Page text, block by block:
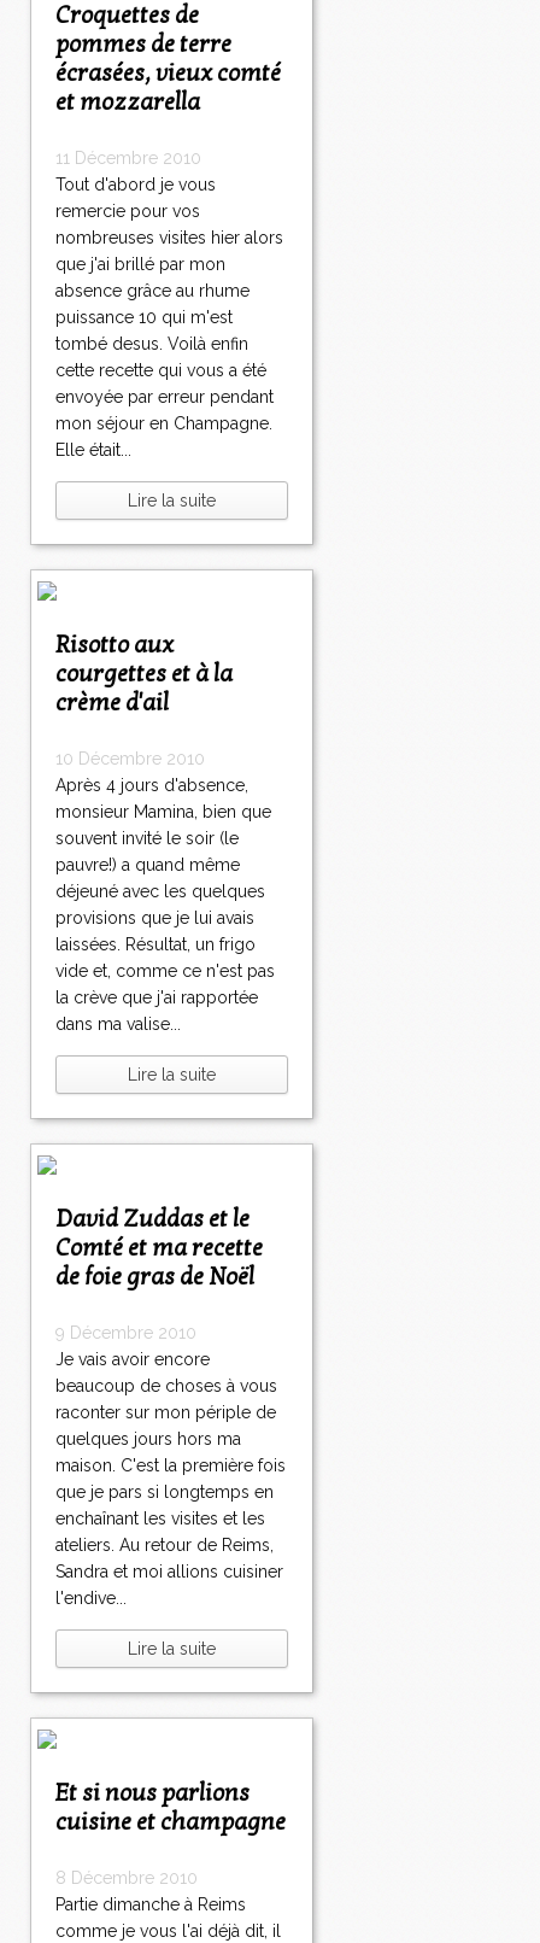
Croquettes de
pommes de terre
écrasées, vieux comté
et mozzarella
11 Décembre 2010
Tout d'abord je vous
remercie pour vos
nombreuses visites hier alors
que j'ai brillé par mon
absence grâce au rhume
puissance 10 qui m'est
tombé desus. Voilà enfin
cette recette qui vous a été
envoyée par erreur pendant
mon séjour en Champagne.
Elle était...
Lire la suite
Risotto aux
courgettes et à la
crème d'ail
10 Décembre 2010
Après 4 jours d'absence,
monsieur Mamina, bien que
souvent invité le soir (le
pauvre!) a quand même
déjeuné avec les quelques
provisions que je lui avais
laissées. Résultat, un frigo
vide et, comme ce n'est pas
la crève que j'ai rapportée
dans ma valise...
Lire la suite
David Zuddas et le
Comté et ma recette
de foie gras de Noël
9 Décembre 2010
Je vais avoir encore
beaucoup de choses à vous
raconter sur mon périple de
quelques jours hors ma
maison. C'est la première fois
que je pars si longtemps en
enchaînant les visites et les
ateliers. Au retour de Reims,
Sandra et moi allions cuisiner
l'endive...
Lire la suite
Et si nous parlions
cuisine et champagne
8 Décembre 2010
Partie dimanche à Reims
comme je vous l'ai déjà dit, il